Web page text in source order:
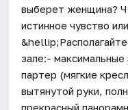
выберет женщина?
истинное чувство
зале:-
партер (мягкие
вытянутой руки,